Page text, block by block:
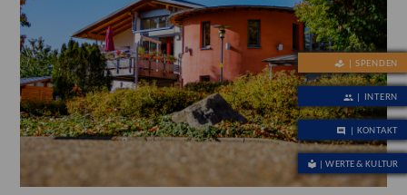
| SPENDEN
| INTERN
| KONTAKT
| WERTE & KULTUR